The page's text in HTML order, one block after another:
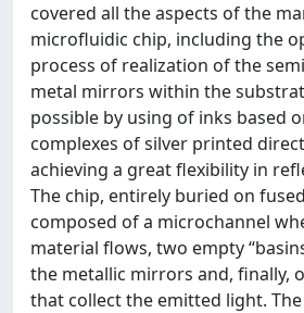
covered all the aspects of the
microfluidic chip, including the
process of realization of the
metal mirrors within the
possible by using of inks based
complexes of silver printed
achieving a great flexibility in
The chip, entirely buried on
composed of a microchannel
material flows, two empty
the metallic mirrors and, finally,
that collect the emitted light.